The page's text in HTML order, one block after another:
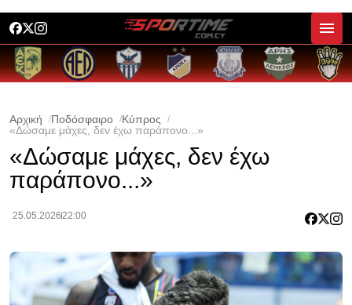
Αρχική Ποδόσφαιρο
Κύπρος
«Δώσαμε μάχες, δεν έχω παράπονο...»
«Δώσαμε μάχες, δεν έχω
παράπονο...»
25.05.202622:00